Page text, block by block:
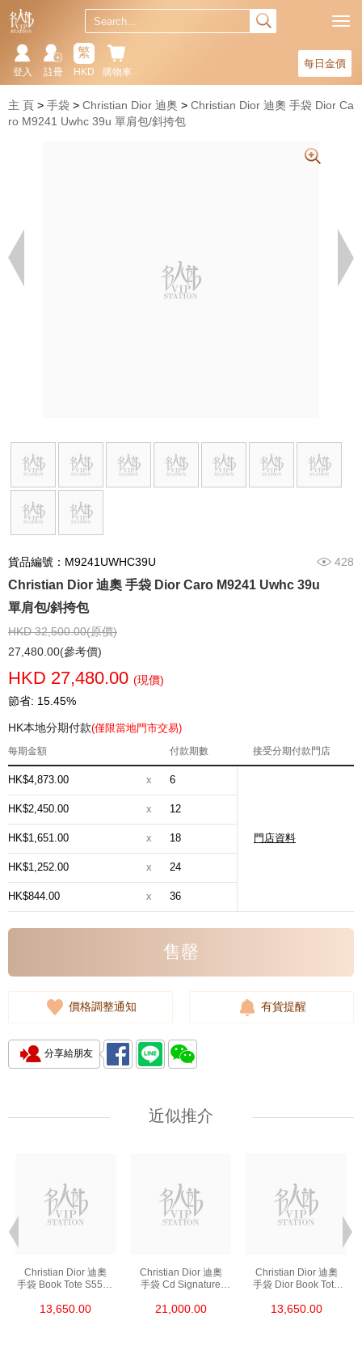
每日金價
購物車
繁
HKD
註冊
登入
主 頁 手袋 Christian Dior 迪奥
Christian Dior 迪奧 手袋 Dior Ca
ro M9241 Uwhc 39u 單肩包/斜挎包
貨品編號：M9241UWHC39U 428
Christian Dior 迪奧 手袋 Dior Caro M9241 Uwhc 39u
單肩包/斜挎包
HKD 32,500.00(原價)
27,480.00(參考價)
HKD 27,480.00 (現價)
節省: 15.45%
HK本地分期付款(僅限當地門市交易)
每期金額 付款期數 接受分期付款門店
HK$4,873.00 x 6
門店資料
HK$2,450.00 x 12
HK$1,651.00 x 18
HK$1,252.00 x 24
HK$844.00 x 36
售罄
價格調整通知 有貨提醒
分享給朋友
近似推介
Christian Dior 迪奧
手袋 Book Tote S5555
斜挎包/手提包
13,650.00
Christian Dior 迪奧
手袋 Cd Signature
單肩包/斜挎包
21,000.00
Christian Dior 迪奧
手袋 Dior Book Tote
單肩包/斜挎包
13,650.00